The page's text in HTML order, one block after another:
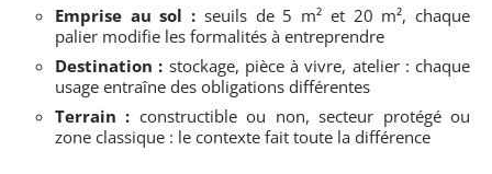
Emprise au sol : seuils de 5 m² et 20 m², chaque
palier modifie les formalités à entreprendre
Destination : stockage, pièce à vivre, atelier : chaque
usage entraîne des obligations différentes
Terrain : constructible ou non, secteur protégé ou
zone classique : le contexte fait toute la différence